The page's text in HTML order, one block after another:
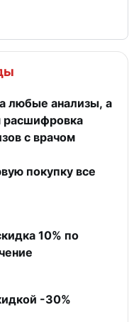
любые анализы, а
расшифровка
с врачом
покупку все
10% по
-30%